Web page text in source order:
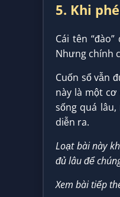
5. Khi
Cái tên
Nhưng chính
Cuốn sổ vẫn
này là một
sống quá
diễn ra.
Loạt bài này
đủ lâu để
Xem bài tiếp